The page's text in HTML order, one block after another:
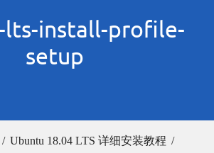
lts-install-profile-
setup
Ubuntu 18.04 LTS 详细安装教程